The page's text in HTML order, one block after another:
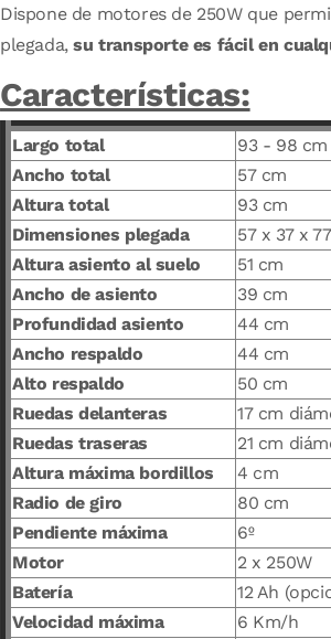
Dispone de motores de 250W que
plegada,su transporte es fácil en
Características:
Largo total
93 - 98
Ancho total
57 cm
Altura total
93 cm
Dimensiones plegada
57 x 37 x
Altura asiento al suelo
51 cm
Ancho de asiento
39 cm
Profundidad asiento
44 cm
Ancho respaldo
44 cm
Alto respaldo
50 cm
Ruedas delanteras
17 cm
Ruedas traseras
21 cm
Altura máxima bordillos
4 cm
Radio de giro
80 cm
Pendiente máxima
6º
Motor
2 x 250W
Batería
12 Ah
Velocidad máxima
6 Km/h